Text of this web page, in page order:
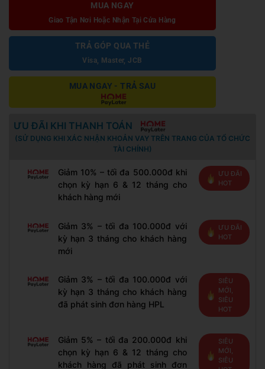
MUA NGAY
Giao Tận Nơi Hoặc Nhận Tại Cửa Hàng
TRẢ GÓP QUA THẺ
Visa, Master, JCB
MUA NGAY - TRẢ SAU
ƯU ĐÃI KHI THANH TOÁN
(SỬ DỤNG KHI XÁC NHẬN KHOẢN VAY TRÊN TRANG CỦA TỔ CHỨC
TÀI CHÍNH)
Giảm 10% – tối đa 500.000đ khi
chọn kỳ hạn 6 & 12 tháng cho
khách hàng mới
ƯU ĐÃI
HOT
Giảm 3% – tối đa 100.000đ với
kỳ hạn 3 tháng cho khách hàng
mới
ƯU ĐÃI
HOT
Giảm 3% – tối đa 100.000đ với
kỳ hạn 3 tháng cho khách hàng
đã phát sinh đơn hàng HPL
SIÊU
MỚI,
SIÊU
HOT
Giảm 5% – tối đa 200.000đ khi
chọn kỳ hạn 6 & 12 tháng cho
khách hàng đã phát sinh đơn
SIÊU
MỚI,
SIÊU